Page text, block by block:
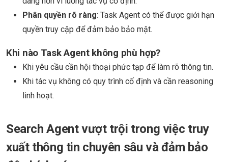
Phân quyền rõ ràng: Task Agent có thể được giới hạn
quyền truy cập để đảm bảo bảo mật.
Khi nào Task Agent không phù hợp?
Khi yêu cầu cần hội thoại phức tạp để làm rõ thông tin.
Khi tác vụ không có quy trình cố định và cần reasoning
linh hoạt.
Search Agent vượt trội trong việc truy
xuất thông tin chuyên sâu và đảm bảo